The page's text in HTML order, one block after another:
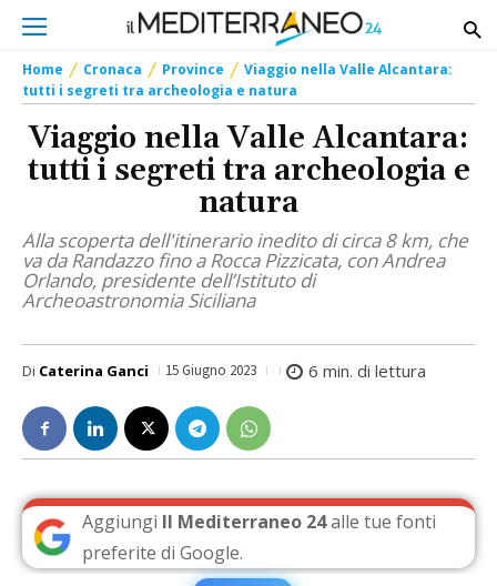
Home Cronaca Province
Viaggio nella Valle Alcantara:
tutti i segreti tra archeologia e natura
Viaggio nella Valle Alcantara:
tutti i segreti tra archeologia e
natura
Alla scoperta dell'itinerario inedito di circa 8 km, che
va da Randazzo fino a Rocca Pizzicata, con Andrea
Orlando, presidente dell’Istituto di
Archeoastronomia Siciliana
Di Caterina Ganci 15 Giugno 2023 6 min. di lettura
Aggiungi Il Mediterraneo 24alle tue fonti
preferite di Google.